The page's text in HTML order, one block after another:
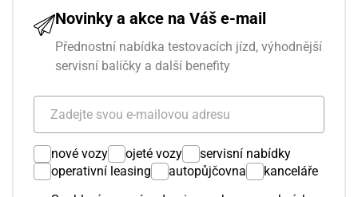
Novinky a akce na Váš e-mail
Přednostní nabídka testovacích jízd, výhodnější
servisní balíčky a další benefity
nové vozy ojeté vozy
servisní nabídky
operativní leasing
autopůjčovna
kanceláře